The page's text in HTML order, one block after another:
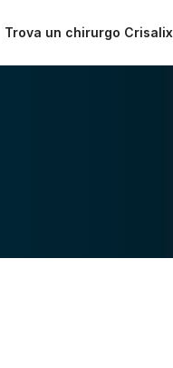
Trova un chirurgo Crisalix